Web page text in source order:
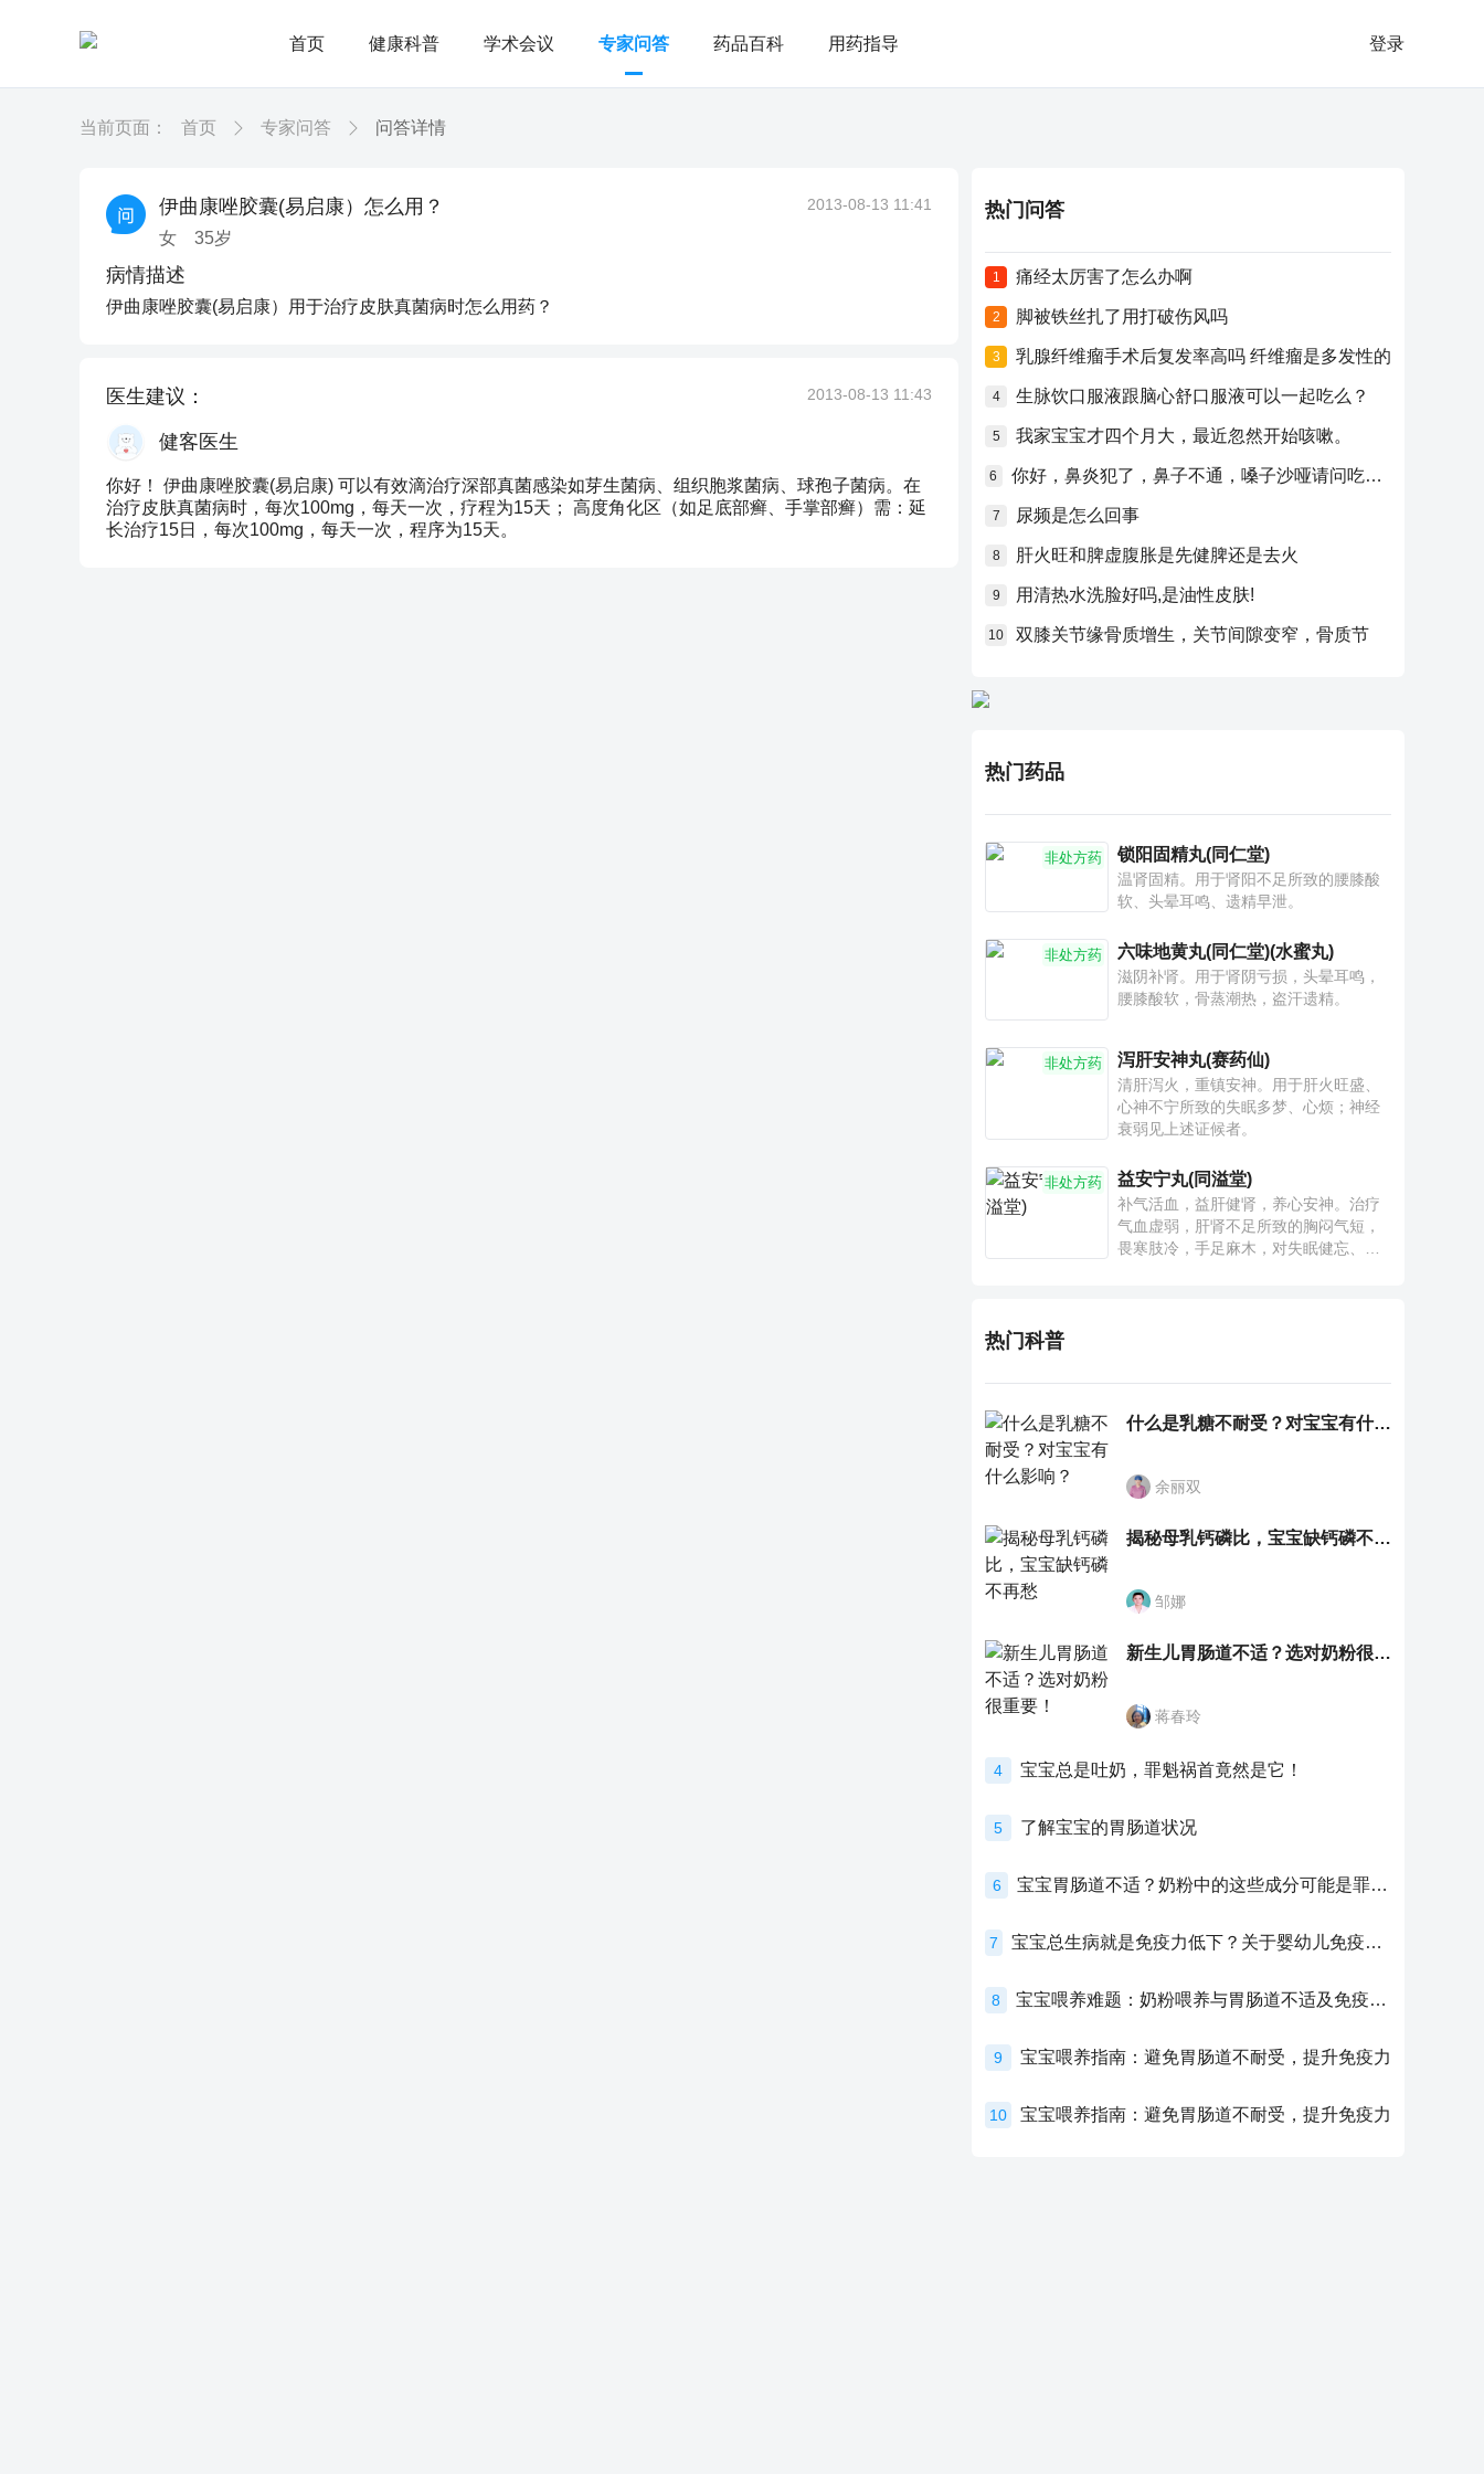
首页 健康科普 学术会议 专家问答 药品百科 用药指导 登录
当前页面： 首页 专家问答 问答详情
伊曲康唑胶囊(易启康）怎么用？
女 35岁
2013-08-13 11:41
病情描述
伊曲康唑胶囊(易启康）用于治疗皮肤真菌病时怎么用药？
医生建议： 2013-08-13 11:43
健客医生
你好！ 伊曲康唑胶囊(易启康) 可以有效滴治疗深部真菌感染如芽生菌病、组织胞浆菌病、球孢子菌病。在
治疗皮肤真菌病时，每次100mg，每天一次，疗程为15天； 高度角化区（如足底部癣、手掌部癣）需：延
长治疗15日，每次100mg，每天一次，程序为15天。
热门问答
1 痛经太厉害了怎么办啊
2 脚被铁丝扎了用打破伤风吗
3 乳腺纤维瘤手术后复发率高吗 纤维瘤是多发性的
4 生脉饮口服液跟脑心舒口服液可以一起吃么？
5 我家宝宝才四个月大，最近忽然开始咳嗽。
6 你好，鼻炎犯了，鼻子不通，嗓子沙哑请问吃什么药比较好？
7 尿频是怎么回事
8 肝火旺和脾虚腹胀是先健脾还是去火
9 用清热水洗脸好吗,是油性皮肤!
10 双膝关节缘骨质增生，关节间隙变窄，骨质节
热门药品
非处方药 锁阳固精丸(同仁堂)
温肾固精。用于肾阳不足所致的腰膝酸
软、头晕耳鸣、遗精早泄。
非处方药 六味地黄丸(同仁堂)(水蜜丸)
滋阴补肾。用于肾阴亏损，头晕耳鸣，
腰膝酸软，骨蒸潮热，盗汗遗精。
非处方药 泻肝安神丸(赛药仙)
清肝泻火，重镇安神。用于肝火旺盛、
心神不宁所致的失眠多梦、心烦；神经
衰弱见上述证候者。
非处方药 益安宁丸(同溢堂)
补气活血，益肝健肾，养心安神。治疗
气血虚弱，肝肾不足所致的胸闷气短，
畏寒肢冷，手足麻木，对失眠健忘、神
热门科普
什么是乳糖不耐受？对宝宝有什么影响？
余丽双
揭秘母乳钙磷比，宝宝缺钙磷不再愁
邹娜
新生儿胃肠道不适？选对奶粉很重要！
蒋春玲
4 宝宝总是吐奶，罪魁祸首竟然是它！
5 了解宝宝的胃肠道状况
6 宝宝胃肠道不适？奶粉中的这些成分可能是罪魁祸首！
7 宝宝总生病就是免疫力低下？关于婴幼儿免疫力的真相，家长必须了解！
8 宝宝喂养难题：奶粉喂养与胃肠道不适及免疫力提升的奥秘
9 宝宝喂养指南：避免胃肠道不耐受，提升免疫力
10 宝宝喂养指南：避免胃肠道不耐受，提升免疫力